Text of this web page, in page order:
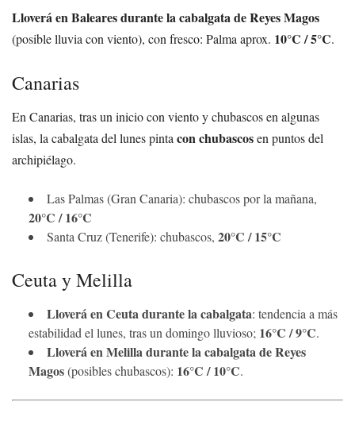
Lloverá en Baleares durante la cabalgata de Reyes Magos
(posible lluvia con viento), con fresco: Palma aprox. 10°C / 5°C.
Canarias
En Canarias, tras un inicio con viento y chubascos en algunas
islas, la cabalgata del lunes pinta con chubascosen puntos del
archipiélago.
Las Palmas (Gran Canaria): chubascos por la mañana,
20°C / 16°C
Santa Cruz (Tenerife): chubascos, 20°C / 15°C
Ceuta y Melilla
Lloverá en Ceuta durante la cabalgata: tendencia a más
estabilidad el lunes, tras un domingo lluvioso; 16°C / 9°C.
Lloverá en Melilla durante la cabalgata de Reyes
Magos(posibles chubascos): 16°C / 10°C.